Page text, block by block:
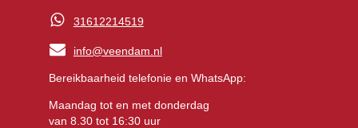
31612214519
info@veendam.nl
Bereikbaarheid telefonie en WhatsApp:
Maandag tot en met donderdag
van 8.30 tot 16:30 uur